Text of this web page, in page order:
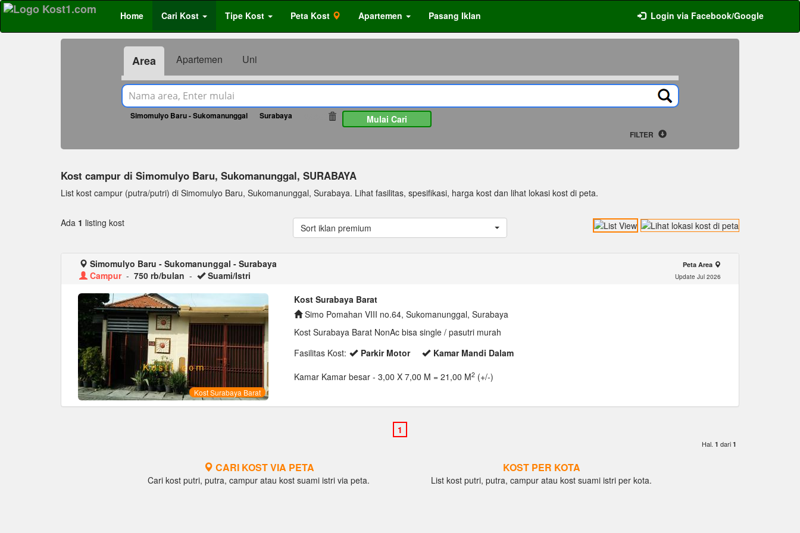
Home Cari Kost Tipe Kost Peta Kost Apartemen Pasang Iklan Login via Facebook/Google
Area Apartemen Uni
Simomulyo Baru - Sukomanunggal Surabaya Mulai Cari
FILTER
Kost campur di Simomulyo Baru, Sukomanunggal, SURABAYA
List kost campur (putra/putri) di Simomulyo Baru, Sukomanunggal, Surabaya. Lihat fasilitas, spesifikasi, harga kost dan lihat lokasi kost di peta.
Ada 1 listing kost Sort iklan premium
Simomulyo Baru - Sukomanunggal - Surabaya
Campur- 750 rb/bulan - Suami/Istri
Peta Area
Update Jul 2026
Kost Surabaya Barat
Kost Surabaya Barat
Simo Pomahan VIII no.64, Sukomanunggal, Surabaya
Kost Surabaya Barat NonAc bisa single / pasutri murah
Fasilitas Kost:
Parkir Motor
Kamar Mandi Dalam
Kamar Kamar besar - 3,00 X 7,00 M = 21,00 M2 (+/-)
Hal. 1 dari 1
CARI KOST VIA PETA
Cari kost putri, putra, campur atau kost suami istri via peta.
KOST PER KOTA
List kost putri, putra, campur atau kost suami istri per kota.